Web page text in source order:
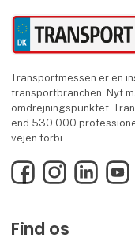
Transportmessen er en
transportbranchen. Nyt
omdrejningspunktet.
end 530.000
vejen forbi.
FacebookInstagramLinkedIn
Find os